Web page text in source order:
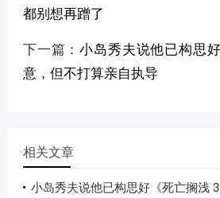
都别想再蹭了
下一篇：小岛秀夫说他已构思
意，但不打算亲自执导
相关文章
小岛秀夫说他已构思好《死亡搁浅